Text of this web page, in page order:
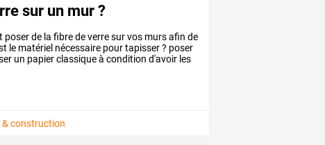
sur un mur ?
poserde la fibredeverresurvos mursafin de
le matériel nécessaire pourtapisser? poser
un papierclassiqueà condition d'avoir les
& construction